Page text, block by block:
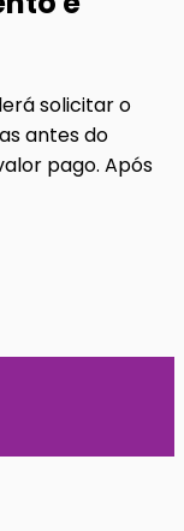
solicitar o
antes do
pago. Após